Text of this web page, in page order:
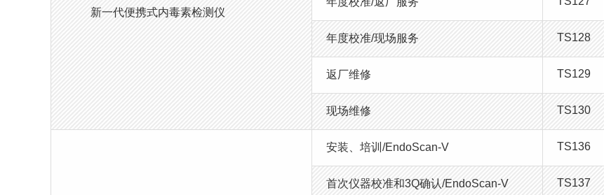
新一代便携式内毒素检测仪
年度校准/现场服务 TS128
返厂维修 TS129
现场维修 TS130
安装、培训/EndoScan-V TS136
首次仪器校准和3Q确认/EndoScan-V TS137